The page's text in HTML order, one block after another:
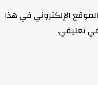
الإلكتروني في هذا
تعليقي.